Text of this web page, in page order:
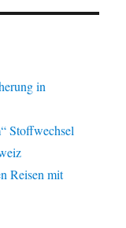
in
Stoffwechsel
Reisen mit